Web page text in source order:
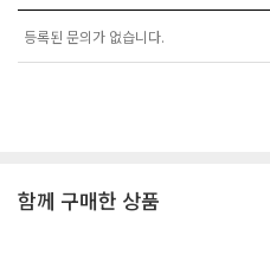
등록된 문의가 없습니다.
함께 구매한 상품